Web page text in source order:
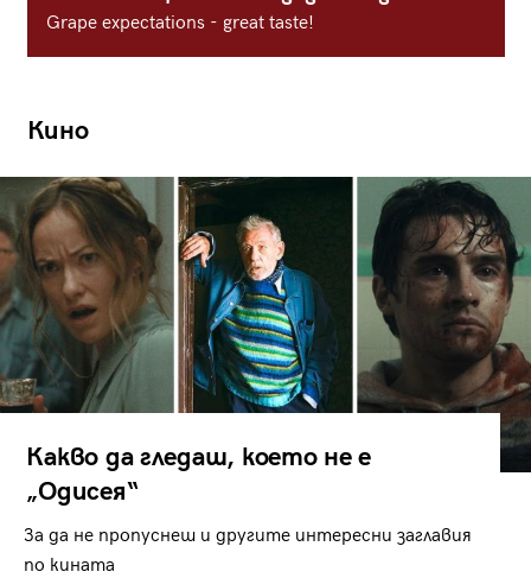
Grape expectations - great taste!
Кино
Какво да гледаш, което не е
„Одисея“
За да не пропуснеш и другите интересни заглавия
по кината